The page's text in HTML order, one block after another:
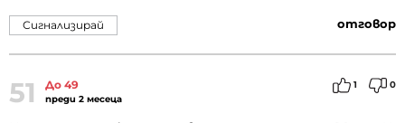
отговор
Сигнализирай
51 До 49
преди 2 месеца
1 0